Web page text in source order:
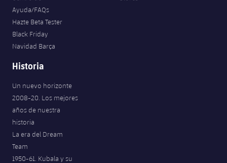
Ayuda/FAQs
Hazte Beta Tester
Black Friday
Navidad Barça
Historia
Un nuevo horizonte
2008-20. Los mejores
años de nuestra
historia
La era del Dream
Team
1950-61. Kubala y su